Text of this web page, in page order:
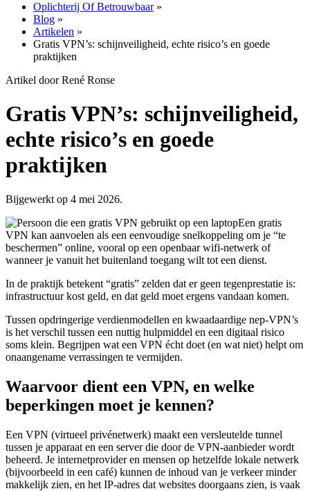
Blog»
Artikelen
Gratis VPN’s: schijnveiligheid, echte risico’s en goede
praktijken
Gratis VPN’s: schijnveiligheid,
echte risico’s en goede
praktijken
VPN kan aanvoelen als een eenvoudige snelkoppeling om je “te
beschermen” online, vooral op een openbaar wifi-netwerk of
wanneer je vanuit het buitenland toegang wilt tot een dienst.
infrastructuur kost geld, en dat geld moet ergens vandaan komen.
is het verschil tussen een nuttig hulpmiddel en een digitaal risico
soms klein. Begrijpen wat een VPN écht doet (en wat niet) helpt om
onaangename verrassingen te vermijden.
beperkingen moet je kennen?
tussen je apparaat en een server die door de VPN-aanbieder wordt
beheerd. Je internetprovider en mensen op hetzelfde lokale netwerk
(bijvoorbeeld in een café) kunnen de inhoud van je verkeer minder
makkelijk zien, en het IP-adres dat websites doorgaans zien, is vaak
dat van de VPN-server.